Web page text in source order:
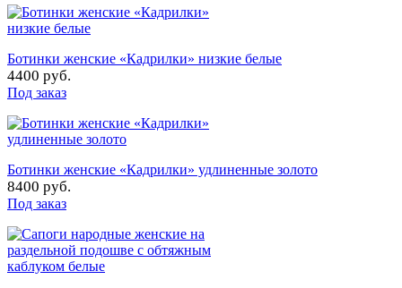
Ботинки женские «Кадрилки» низкие белые
4400 руб.
Под заказ
Ботинки женские «Кадрилки» удлиненные золото
8400 руб.
Под заказ